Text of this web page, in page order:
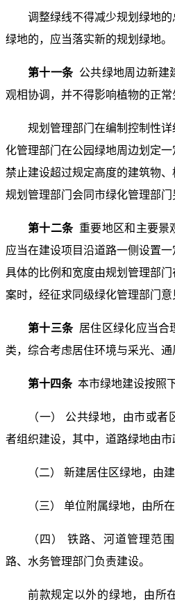
调整绿线不得减少规划绿地
绿地的，应当落实新的规划绿地。
第十一条 公共绿地周边新建
观相协调，并不得影响植物的正常
规划管理部门在编制控制性
化管理部门在公园绿地周边划定
禁止建设超过规定高度的建筑物
规划管理部门会同市绿化管理部门
第十二条 重要地区和主要景
应当在建设项目沿道路一侧设置一
具体的比例和宽度由规划管理部
案时，经征求同级绿化管理部门意
第十三条 居住区绿化应当合
类，综合考虑居住环境与采光、通
第十四条 本市绿地建设按照
（一） 公共绿地，由市或
者组织建设，其中，道路绿地由市
（二） 新建居住区绿地，由
（三） 单位附属绿地，由所
（四） 铁路、河道管理范
路、水务管理部门负责建设。
前款规定以外的绿地，由所